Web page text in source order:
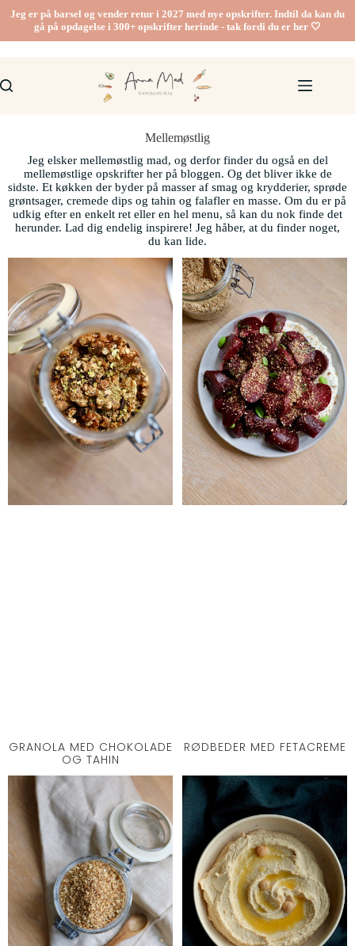
Jeg er på barsel og vender retur i 2027 med nye opskrifter. Indtil da kan du
gå på opdagelse i 300+ opskrifter herinde - tak fordi du er her 🤍
Mellemøstlig
Jeg elsker mellemøstlig mad, og derfor finder du også en del
mellemøstlige opskrifter her på bloggen. Og det bliver ikke de
sidste. Et køkken der byder på masser af smag og krydderier, sprøde
grøntsager, cremede dips og tahin og falafler en masse. Om du er på
udkig efter en enkelt ret eller en hel menu, så kan du nok finde det
herunder. Lad dig endelig inspirere! Jeg håber, at du finder noget,
du kan lide.
GRANOLA MED CHOKOLADE
OG TAHIN
RØDBEDER MED FETACREME